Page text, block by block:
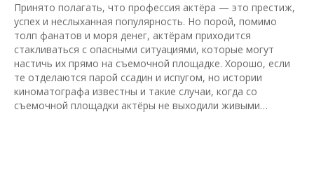
Принято полагать, что профессия актёра — это престиж,
успех и неслыханная популярность. Но порой, помимо
толп фанатов и моря денег, актёрам приходится
стакливаться с опасными ситуациями, которые могут
настичь их прямо на съемочной площадке. Хорошо, если
те отделаются парой ссадин и испугом, но истории
киноматографа известны и такие случаи, когда со
съемочной площадки актёры не выходили живыми…